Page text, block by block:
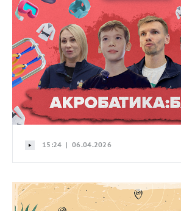
15:24 | 06.04.2026